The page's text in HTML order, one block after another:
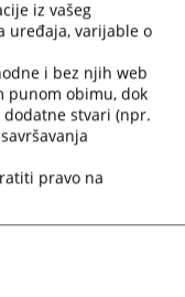
dokumentaciju
KM priložio
JP Elektroprivreda
nije imao otvorene
kredit, dozvoljeni
ukupno 48.000
iznosu.
izvođenjem oko
iz vašeg
uređaja, varijable o
i bez njih web
punom obimu, dok
stvari (npr.
pravo na